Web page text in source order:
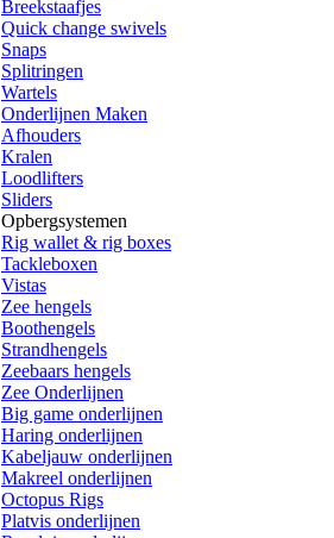
Breekstaafjes
Quick change swivels
Snaps
Splitringen
Wartels
Onderlijnen Maken
Afhouders
Kralen
Loodlifters
Sliders
Opbergsystemen
Rig wallet & rig boxes
Tackleboxen
Vistas
Zee hengels
Boothengels
Strandhengels
Zeebaars hengels
Zee Onderlijnen
Big game onderlijnen
Haring onderlijnen
Kabeljauw onderlijnen
Makreel onderlijnen
Octopus Rigs
Platvis onderlijnen